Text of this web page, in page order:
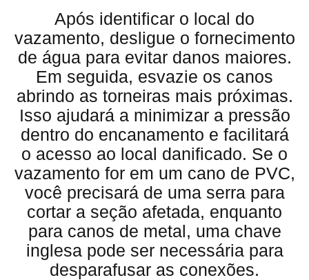
Após identificar o local do
vazamento, desligue o fornecimento
de água para evitar danos maiores.
Em seguida, esvazie os canos
abrindo as torneiras mais próximas.
Isso ajudará a minimizar a pressão
dentro do encanamento e facilitará
o acesso ao local danificado. Se o
vazamento for em um cano de PVC,
você precisará de uma serra para
cortar a seção afetada, enquanto
para canos de metal, uma chave
inglesa pode ser necessária para
desparafusar as conexões.